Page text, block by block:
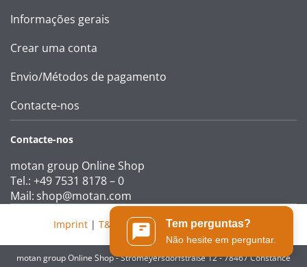
Tem perguntas?
Não hesite em perguntar.
Informações gerais
Crear uma conta
Envio/Métodos de pagamento
Contacte-nos
Contacte-nos
motan group Online Shop
Tel.: +49 7531 8178 – 0
Mail: shop@motan.com
Imprint | T&Cs |Data protection statement
motan group Online Shop - Stromeyersdorfstraße 12 - 78467 Constance